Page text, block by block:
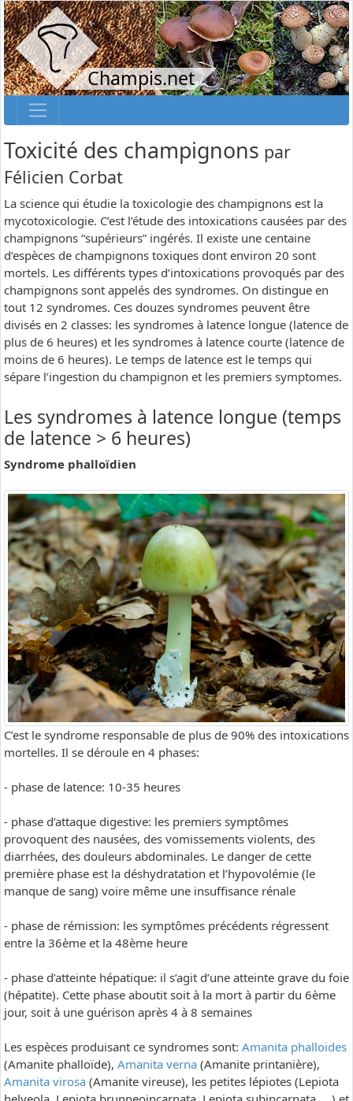
Champis.net
Toxicité des champignons par
Félicien Corbat
La science qui étudie la toxicologie des champignons est la
mycotoxicologie. C’est l’étude des intoxications causées par des
champignons “supérieurs” ingérés. Il existe une centaine
d’espèces de champignons toxiques dont environ 20 sont
mortels. Les différents types d’intoxications provoqués par des
champignons sont appelés des syndromes. On distingue en
tout 12 syndromes. Ces douzes syndromes peuvent être
divisés en 2 classes: les syndromes à latence longue (latence de
plus de 6 heures) et les syndromes à latence courte (latence de
moins de 6 heures). Le temps de latence est le temps qui
sépare l’ingestion du champignon et les premiers symptomes.
Les syndromes à latence longue (temps
de latence > 6 heures)
Syndrome phalloïdien
C’est le syndrome responsable de plus de 90% des intoxications
mortelles. Il se déroule en 4 phases:
- phase de latence: 10-35 heures
- phase d’attaque digestive: les premiers symptômes
provoquent des nausées, des vomissements violents, des
diarrhées, des douleurs abdominales. Le danger de cette
première phase est la déshydratation et l’hypovolémie (le
manque de sang) voire même une insuffisance rénale
- phase de rémission: les symptômes précédents régressent
entre la 36ème et la 48ème heure
- phase d’atteinte hépatique: il s’agit d’une atteinte grave du foie
(hépatite). Cette phase aboutit soit à la mort à partir du 6ème
jour, soit à une guérison après 4 à 8 semaines
Les espèces produisant ce syndromes sont: Amanita phalloides
(Amanite phalloïde), Amanita verna (Amanite printanière),
Amanita virosa (Amanite vireuse), les petites lépiotes (Lepiota